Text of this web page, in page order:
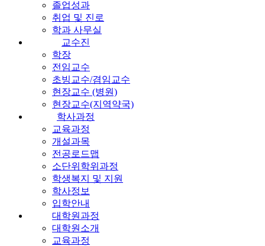
졸업성과
취업 및 진로
학과 사무실
교수진
학장
전임교수
초빙교수/겸임교수
현장교수 (병원)
현장교수(지역약국)
학사과정
교육과정
개설과목
전공로드맵
소단위학위과정
학생복지 및 지원
학사정보
입학안내
대학원과정
대학원소개
교육과정